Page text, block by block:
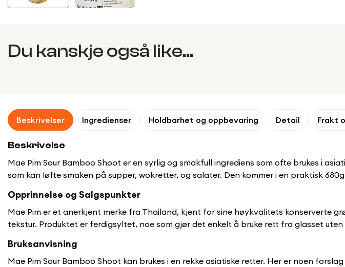
Du kanskje også like...
Beskrivelser Ingredienser Holdbarhet og oppbevaring Detail Frakt
Beskrivelse
Mae Pim Sour Bamboo Shoot er en syrlig og smakfull ingrediens som ofte brukes i
som kan løfte smaken på supper, wokretter, og salater. Den kommer i en praktisk
Opprinnelse og Salgspunkter
Mae Pim er et anerkjent merke fra Thailand, kjent for sine høykvalitets konserverte
tekstur. Produktet er ferdigsyltet, noe som gjør det enkelt å bruke rett fra glasset
Bruksanvisning
Mae Pim Sour Bamboo Shoot kan brukes i en rekke asiatiske retter. Her er noen